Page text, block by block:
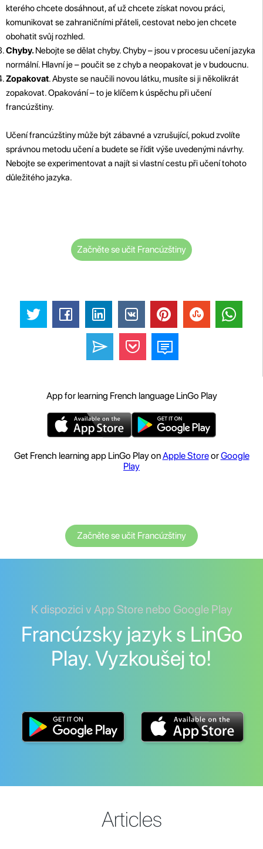
kterého chcete dosáhnout, ať už chcete získat novou práci,
komunikovat se zahraničními přáteli, cestovat nebo jen chcete
obohatit svůj rozhled.
Chyby.Nebojte se dělat chyby. Chyby – jsou v procesu učení jazyka
normální. Hlavní je – poučit se z chyb a neopakovat je v budoucnu.
Zopakovat. Abyste se naučili novou látku, musíte si ji několikrát
zopakovat. Opakování – to je klíčem k úspěchu při učení
francúzštiny.
Učení francúzštiny může být zábavné a vzrušující, pokud zvolíte
správnou metodu učení a budete se řídit výše uvedenými návrhy.
Nebojte se experimentovat a najít si vlastní cestu při učení tohoto
důležitého jazyka.
Začněte se učit Francúzštiny
App for learning French language LinGo Play
Get French learning app LinGo Play onApple StoreorGoogle
Play
Začněte se učit Francúzštiny
K dispozici v App Store nebo Google Play
Francúzsky jazyk s LinGo
Play. Vyzkoušej to!
Articles